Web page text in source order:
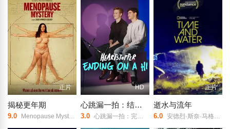
正片
揭秘更年期
9.0 Menopause Mystery/
HD
心跳漏一拍：结束在一声嗨
3.0 心跳漏一拍：完结幕后特辑/恋爱修课：幕后旅程/
正片
逝水与流年
6.0 安德烈·斯奈·马格纳森/